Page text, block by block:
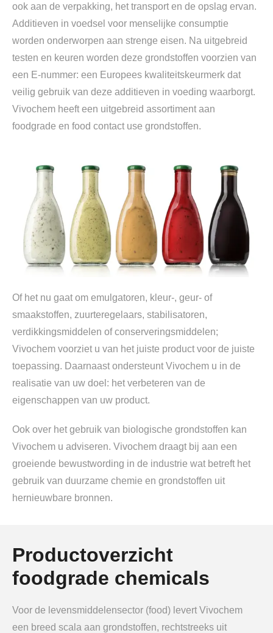
ook aan de verpakking, het transport en de opslag ervan.
Additieven in voedsel voor menselijke consumptie
worden onderworpen aan strenge eisen. Na uitgebreid
testen en keuren worden deze grondstoffen voorzien van
een E-nummer: een Europees kwaliteitskeurmerk dat
veilig gebruik van deze additieven in voeding waarborgt.
Vivochem heeft een uitgebreid assortiment aan
foodgrade en food contact use grondstoffen.
Of het nu gaat om emulgatoren, kleur-, geur- of
smaakstoffen, zuurteregelaars, stabilisatoren,
verdikkingsmiddelen of conserveringsmiddelen;
Vivochem voorziet u van het juiste product voor de juiste
toepassing. Daarnaast ondersteunt Vivochem u in de
realisatie van uw doel: het verbeteren van de
eigenschappen van uw product.
Ook over het gebruik van biologische grondstoffen kan
Vivochem u adviseren. Vivochem draagt bij aan een
groeiende bewustwording in de industrie wat betreft het
gebruik van duurzame chemie en grondstoffen uit
hernieuwbare bronnen.
Productoverzicht
foodgrade chemicals
Voor de levensmiddelensector (food) levert Vivochem
een breed scala aan grondstoffen, rechtstreeks uit